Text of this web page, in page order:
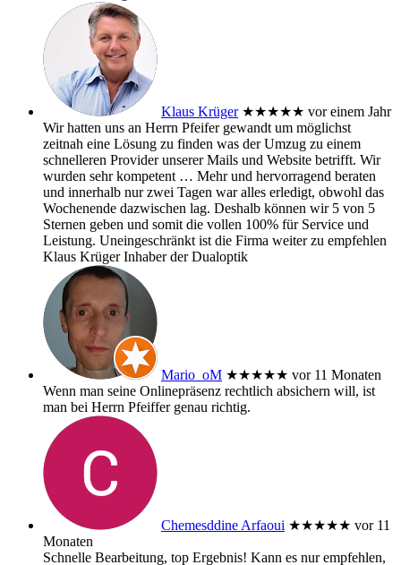
Klaus Krüger ★★★★★ vor einem Jahr
Wir hatten uns an Herrn Pfeifer gewandt um möglichst
zeitnah eine Lösung zu finden was der Umzug zu einem
schnelleren Provider unserer Mails und Website betrifft. Wir
wurden sehr kompetent … Mehrund hervorragend beraten
und innerhalb nur zwei Tagen war alles erledigt, obwohl das
Wochenende dazwischen lag. Deshalb können wir 5 von 5
Sternen geben und somit die vollen 100% für Service und
Leistung. Uneingeschränkt ist die Firma weiter zu empfehlen
Klaus Krüger Inhaber der Dualoptik
Mario_oM ★★★★★ vor 11 Monaten
Wenn man seine Onlinepräsenz rechtlich absichern will, ist
man bei Herrn Pfeiffer genau richtig.
Chemesddine Arfaoui ★★★★★ vor 11
Monaten
Schnelle Bearbeitung, top Ergebnis! Kann es nur empfehlen,